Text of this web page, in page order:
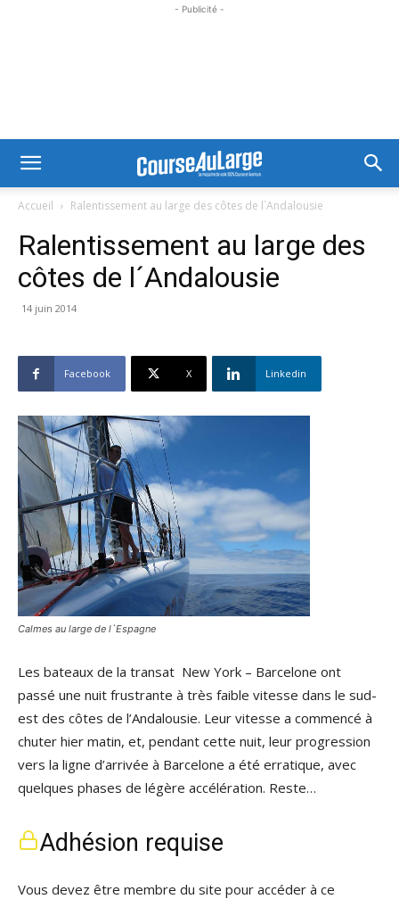
- Publicité -
Accueil Ralentissement au large des côtes de l´Andalousie
Ralentissement au large des
côtes de l´Andalousie
14 juin 2014
Facebook X Linkedin
Calmes au large de l`Espagne
Les bateaux de la transat New York – Barcelone ont
passé une nuit frustrante à très faible vitesse dans le sud-
est des côtes de l’Andalousie. Leur vitesse a commencé à
chuter hier matin, et, pendant cette nuit, leur progression
vers la ligne d’arrivée à Barcelone a été erratique, avec
quelques phases de légère accélération. Reste…
Adhésion requise
Vous devez être membre du site pour accéder à ce